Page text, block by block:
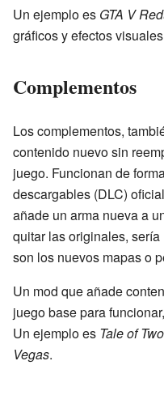
Un ejemplo es GTA V
gráficos y efectos
Complementos
Los complementos,
contenido nuevo sin
juego. Funcionan de
descargables (DLC)
añade un arma nueva a
quitar las originales,
son los nuevos mapas o
Un mod que añade
juego base para
Un ejemplo es Tale of
Vegas.